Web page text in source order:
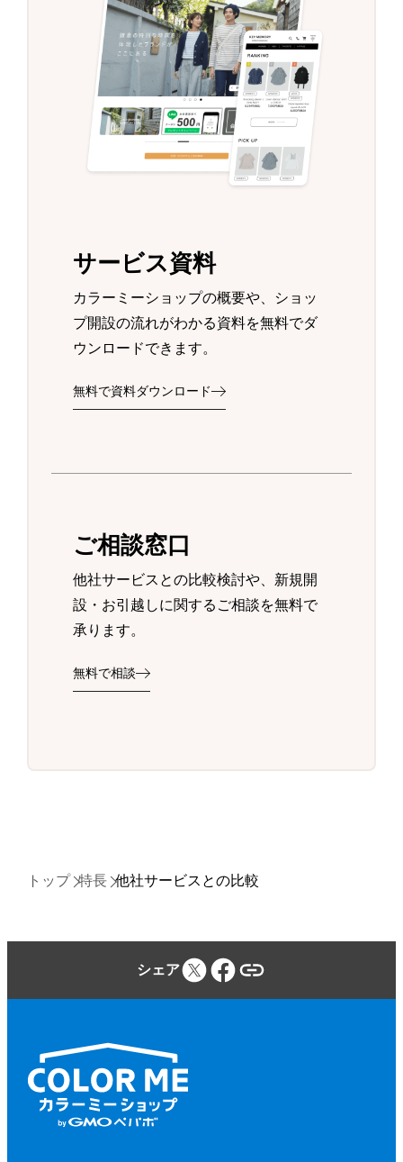
サービス資料
カラーミーショップの概要や、ショッ
プ開設の流れがわかる資料を無料でダ
ウンロードできます。
無料で資料ダウンロード
ご相談窓口
他社サービスとの比較検討や、新規開
設・お引越しに関するご相談を無料で
承ります。
無料で相談
トップ 特長 他社サービスとの比較
シェア